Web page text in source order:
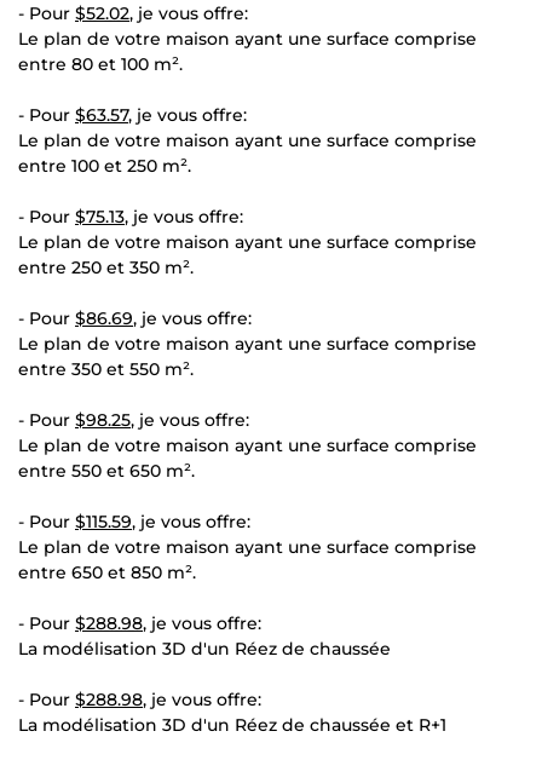
- Pour $52.02, je vous offre:
Le plan de votre maison ayant une surface comprise
entre 80 et 100 m².
- Pour $63.57, je vous offre:
Le plan de votre maison ayant une surface comprise
entre 100 et 250 m².
- Pour $75.13, je vous offre:
Le plan de votre maison ayant une surface comprise
entre 250 et 350 m².
- Pour $86.69, je vous offre:
Le plan de votre maison ayant une surface comprise
entre 350 et 550 m².
- Pour $98.25, je vous offre:
Le plan de votre maison ayant une surface comprise
entre 550 et 650 m².
- Pour $115.59, je vous offre:
Le plan de votre maison ayant une surface comprise
entre 650 et 850 m².
- Pour $288.98, je vous offre:
La modélisation 3D d'un Réez de chaussée
- Pour $288.98, je vous offre:
La modélisation 3D d'un Réez de chaussée et R+1